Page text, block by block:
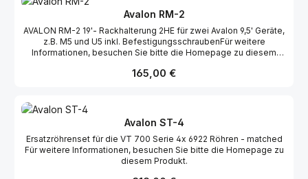
Avalon RM-2
AVALON RM-2 19'- Rackhalterung 2HE für zwei Avalon 9,5' Geräte,
z.B. M5 und U5 inkl. BefestigungsschraubenFür weitere
Informationen, besuchen Sie bitte die Homepage zu diesem
Regulärer Preis:
165,00 €
Avalon ST-4
Ersatzröhrenset für die VT 700 Serie 4x 6922 Röhren - matched
Für weitere Informationen, besuchen Sie bitte die Homepage zu
diesem Produkt.